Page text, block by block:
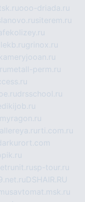
ooo-driada.ru
siterem.ru
grinox.ru
kameryjooan.ru
metall-perm.ru
drsschool.ru
myragon.ru
rti.com.ru
sp-tour.ru
DSHAIR.RU
musavtomat.msk.ru